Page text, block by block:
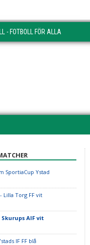
- FOTBOLL FÖR ALLA
SportiaCup Ystad
- Lilla Torg FF vit
Skurups AIF vit
IF FF blå